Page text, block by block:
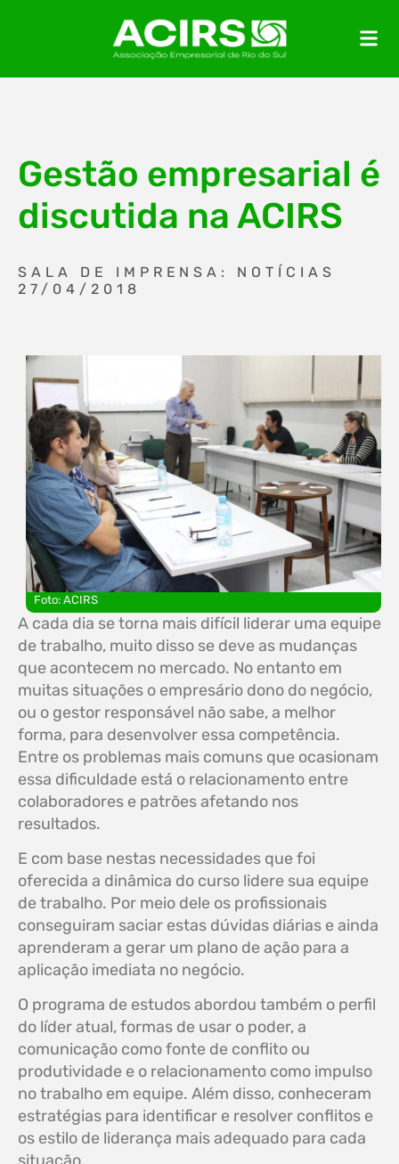
Gestão empresarial é
discutida na ACIRS
SALA DE IMPRENSA: NOTÍCIAS
27/04/2018
Foto: ACIRS
A cada dia se torna mais difícil liderar uma equipe
de trabalho, muito disso se deve as mudanças
que acontecem no mercado. No entanto em
muitas situações o empresário dono do negócio,
ou o gestor responsável não sabe, a melhor
forma, para desenvolver essa competência.
Entre os problemas mais comuns que ocasionam
essa dificuldade está o relacionamento entre
colaboradores e patrões afetando nos
resultados.
E com base nestas necessidades que foi
oferecida a dinâmica do curso lidere sua equipe
de trabalho. Por meio dele os profissionais
conseguiram saciar estas dúvidas diárias e ainda
aprenderam a gerar um plano de ação para a
aplicação imediata no negócio.
O programa de estudos abordou também o perfil
do líder atual, formas de usar o poder, a
comunicação como fonte de conflito ou
produtividade e o relacionamento como impulso
no trabalho em equipe. Além disso, conheceram
estratégias para identificar e resolver conflitos e
os estilo de liderança mais adequado para cada